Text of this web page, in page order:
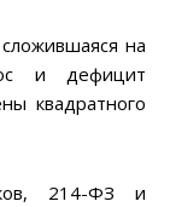
на
и дефицит
квадратного
214-ФЗ и